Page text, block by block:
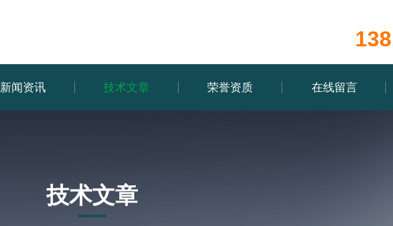
新闻资讯 技术文章 荣誉资质 在线留言
技术文章